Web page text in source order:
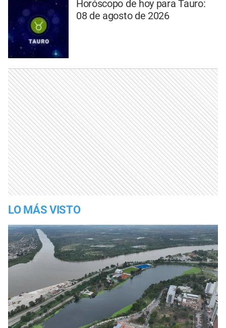
Horóscopo de hoy para Tauro:
08 de agosto de 2026
LO MÁS VISTO